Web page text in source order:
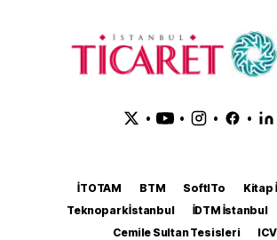
• • • •
İTOTAM BTM SoftITo
Kitap
Teknopark İstanbul
İDTM İstanbul
Cemile Sultan Tesisleri